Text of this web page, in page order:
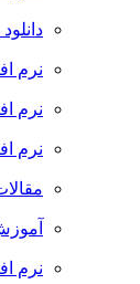
نرم
نرم
نرم
نرم